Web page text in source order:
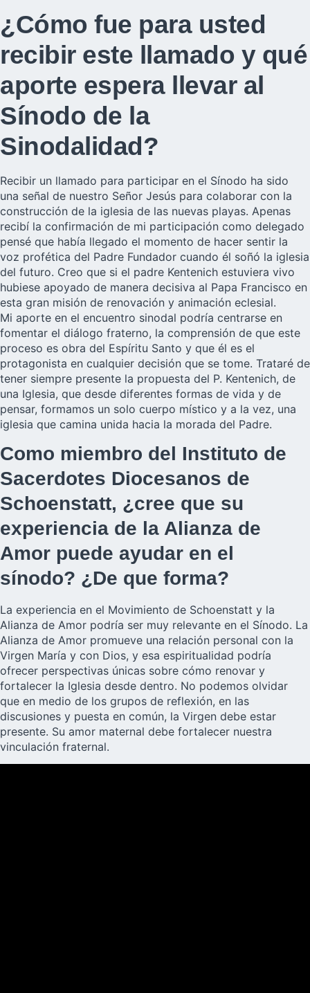
¿Cómo fue para usted
recibir este llamado y qué
aporte espera llevar al
Sínodo de la
Sinodalidad?
Recibir un llamado para participar en el Sínodo ha sido
una señal de nuestro Señor Jesús para colaborar con la
construcción de la iglesia de las nuevas playas. Apenas
recibí la confirmación de mi participación como delegado
pensé que había llegado el momento de hacer sentir la
voz profética del Padre Fundador cuando él soñó la iglesia
del futuro. Creo que si el padre Kentenich estuviera vivo
hubiese apoyado de manera decisiva al Papa Francisco en
esta gran misión de renovación y animación eclesial.
Mi aporte en el encuentro sinodal podría centrarse en
fomentar el diálogo fraterno, la comprensión de que este
proceso es obra del Espíritu Santo y que él es el
protagonista en cualquier decisión que se tome. Trataré de
tener siempre presente la propuesta del P. Kentenich, de
una Iglesia, que desde diferentes formas de vida y de
pensar, formamos un solo cuerpo místico y a la vez, una
iglesia que camina unida hacia la morada del Padre.
Como miembro del Instituto de
Sacerdotes Diocesanos de
Schoenstatt, ¿cree que su
experiencia de la Alianza de
Amor puede ayudar en el
sínodo? ¿De que forma?
La experiencia en el Movimiento de Schoenstatt y la
Alianza de Amor podría ser muy relevante en el Sínodo. La
Alianza de Amor promueve una relación personal con la
Virgen María y con Dios, y esa espiritualidad podría
ofrecer perspectivas únicas sobre cómo renovar y
fortalecer la Iglesia desde dentro. No podemos olvidar
que en medio de los grupos de reflexión, en las
discusiones y puesta en común, la Virgen debe estar
presente. Su amor maternal debe fortalecer nuestra
vinculación fraternal.